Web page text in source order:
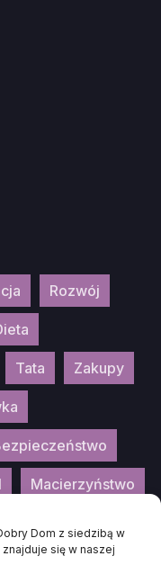
Dom z siedzibą w
się w naszej
Rozwój
Tata Zakupy
Macierzyństwo